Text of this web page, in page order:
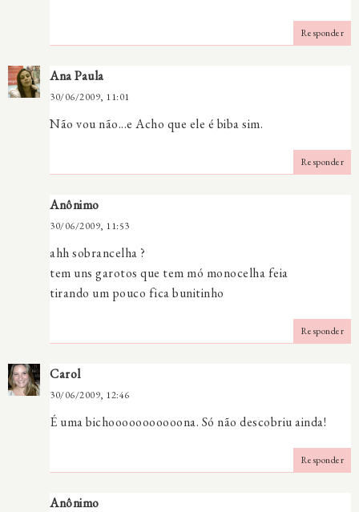
Responder
Ana Paula
30/06/2009, 11:01
Não vou não...e Acho que ele é biba sim.
Responder
Anônimo
30/06/2009, 11:53
ahh sobrancelha ?
tem uns garotos que tem mó monocelha feia
tirando um pouco fica bunitinho
Responder
Carol
30/06/2009, 12:46
É uma bichooooooooooona. Só não descobriu ainda!
Responder
Anônimo